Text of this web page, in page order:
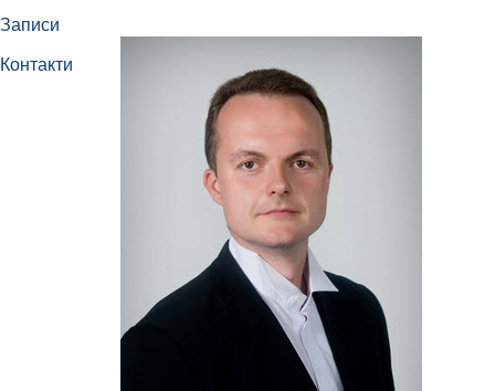
Записи
Контакти